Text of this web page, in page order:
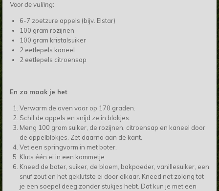
Voor de vulling:
6-7 zoetzure appels (bijv. Elstar)
100 gram rozijnen
100 gram kristalsuiker
2 eetlepels kaneel
2 eetlepels citroensap
En zo maak je het
Verwarm de oven voor op 170 graden.
Schil de appels en snijd ze in blokjes.
Meng 100 gram suiker, de rozijnen, citroensap en kaneel door
de appelblokjes. Zet daarna aan de kant.
Vet een springvorm in met boter.
Kluts één ei in een kommetje.
Kneed de boter, suiker, de bloem, bakpoeder, vanillesuiker, een
snuf zout en het geklutste ei door elkaar. Kneed net zolang tot
je een soepel deeg zonder stukjes hebt. Dat kun je met een